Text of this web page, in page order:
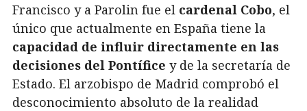
Francisco y a Parolin fue el cardenal Cobo, el
único que actualmente en España tiene la
capacidad de influir directamente en las
decisiones del Pontífice y de la secretaría de
Estado. El arzobispo de Madrid comprobó el
desconocimiento absoluto de la realidad